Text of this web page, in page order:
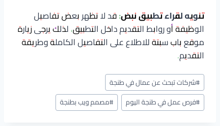
تنويه لقراء تطبيق نبض:قد لا تظهر بعض تفاصيل
الوظيفة أو روابط التقديم داخل التطبيق، لذلك يرجى زيارة
موقع باب سبتة للاطلاع على التفاصيل الكاملة وطريقة
التقديم.
وسوم
المقال:
#شركات تبحث عن عمال في طنجة
#فرص عمل في طنجة اليوم #مصمم ويب بطنجة